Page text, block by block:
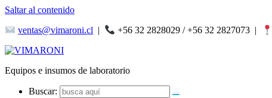
Saltar al contenido
ventas@vimaroni.cl | +56 32 2828029 / +56 32 2827073 |
Equipos e insumos de laboratorio
Buscar: